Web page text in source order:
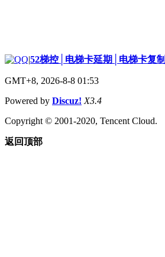
|52梯控│电梯卡延期│电梯卡复制
GMT+8, 2026-8-8 01:53
Powered by Discuz! X3.4
Copyright © 2001-2020, Tencent Cloud.
返回顶部